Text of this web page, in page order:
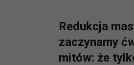
Redukcja
zaczynamy
mitów: że